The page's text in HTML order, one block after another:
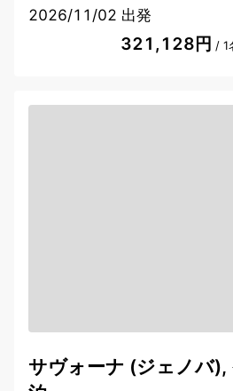
2026/11/02 出発
321,128円 / 1
サヴォーナ (ジェノバ),